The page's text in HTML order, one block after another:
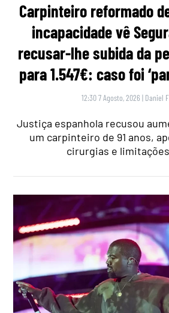
Carpinteiro reformado
incapacidade vê
recusar-lhe subida da
para 1.547€: caso foi
12:30 7 Agosto, 2026 | Daniel
Justiça espanhola recusou
um carpinteiro de 91 anos,
cirurgias e